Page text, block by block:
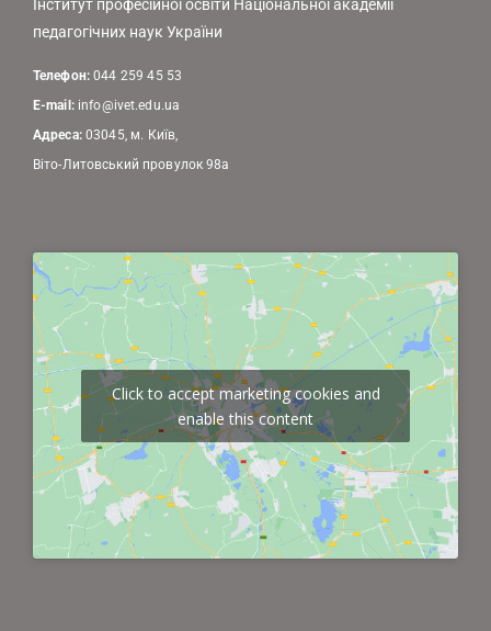
Інститут професійної освіти Національної академії
педагогічних наук України
Телефон:044 259 45 53
E-mail: info@ivet.edu.ua
Адреса:03045, м. Київ,
Віто-Литовський провулок 98а
Click to accept marketing cookies and
enable this content